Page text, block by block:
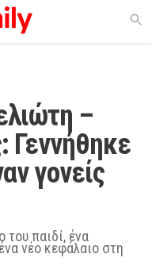
–
Γεννήθηκε
γονείς
του παιδί, ένα
νέο κεφάλαιο στη